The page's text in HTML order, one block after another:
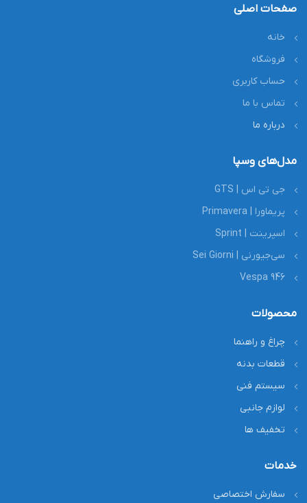
صفحات اصلی
خانه
فروشگاه
حساب کاربری
تماس با ما
درباره ما
مدل‌های وسپا
جی تی اس | GTS
پریماورا | Primavera
اسپرینت | Sprint
سی‌جیورنی | Sei Giorni
Vespa 946
محصولات
چراغ و راهنما
قطعات بدنه
سیستم فنی
لوازم جانبی
تخفیف ها
خدمات
سفارش اختصاصی